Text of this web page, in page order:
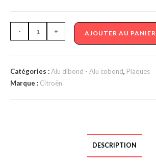
de
Alu
- + AJOUTER AU PANIER
Catégories :Alu dibond - Alu cobond, Plaques
Marque : Citroën
DESCRIPTION